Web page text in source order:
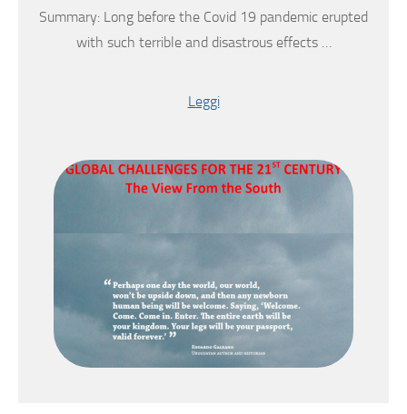
Summary: Long before the Covid 19 pandemic erupted
with such terrible and disastrous effects …
Leggi